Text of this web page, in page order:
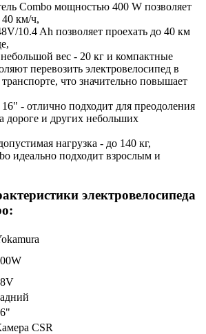
Combo мощностью 400 W позволяет
40 км/ч,
10.4 Ah позволяет проехать до 40 км
вес - 20 кг и компактные
перевозить электровелосипед в
что значительно повышает
- отлично подходит для преодоления
дороге и других небольших
нагрузка - до 140 кг,
идеально подходит взрослым и
электровелосипеда
CSR